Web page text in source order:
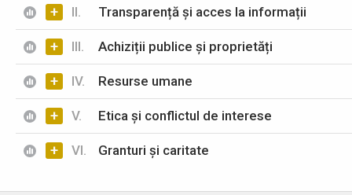
+ II. Transparență și acces la informații
+ III. Achiziții publice și proprietăți
+ IV. Resurse umane
+ V. Etica și conflictul de interese
+ VI. Granturi și caritate